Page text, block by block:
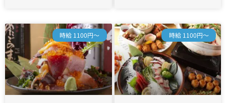
時給 1100円～ 時給 1100円～